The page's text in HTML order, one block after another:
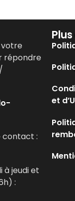
votre
répondre
contact :
à jeudi et
:
et